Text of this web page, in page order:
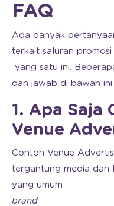
FAQ
Ada banyak
terkait saluran promosi
yang satu ini.
dan jawab di bawah ini.
1. Apa Saja
Venue
Contoh Venue
tergantung media dan
yang umum
brand